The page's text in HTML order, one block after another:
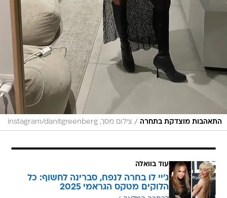
התאהבות מוצדקת בתחרה / צילום מסך, instagram/danitgreenberg
עוד בוואלה
ג'יי לו בחרה לנפח, סברינה לחשוף: כל
הלוקים מטקס הגראמי 2025